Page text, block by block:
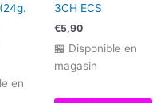
en
3CH ECS
€5,90
🏪 Disponible en
magasin